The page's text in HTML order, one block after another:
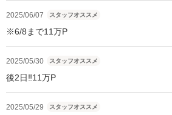
2025/06/07 スタッフオススメ
※6/8まで11万P
2025/05/30 スタッフオススメ
後2日‼11万P
2025/05/29 スタッフオススメ